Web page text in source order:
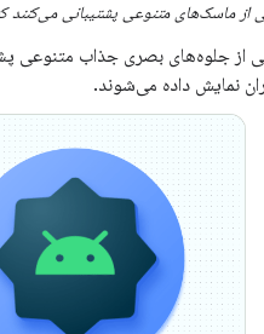
​​از ماسک‌های متنوعی پشتیبانی می‌کنند
​​از جلوه‌های بصری جذاب متنوعی
نمایش داده می‌شوند.